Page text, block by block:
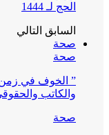
الحج لـ 1444
السابق التالي
صحة
صحة
” الخوف في زمن
والكاتب
صحة